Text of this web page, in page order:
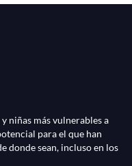
niñas más vulnerables a
para el que han
donde sean, incluso en los